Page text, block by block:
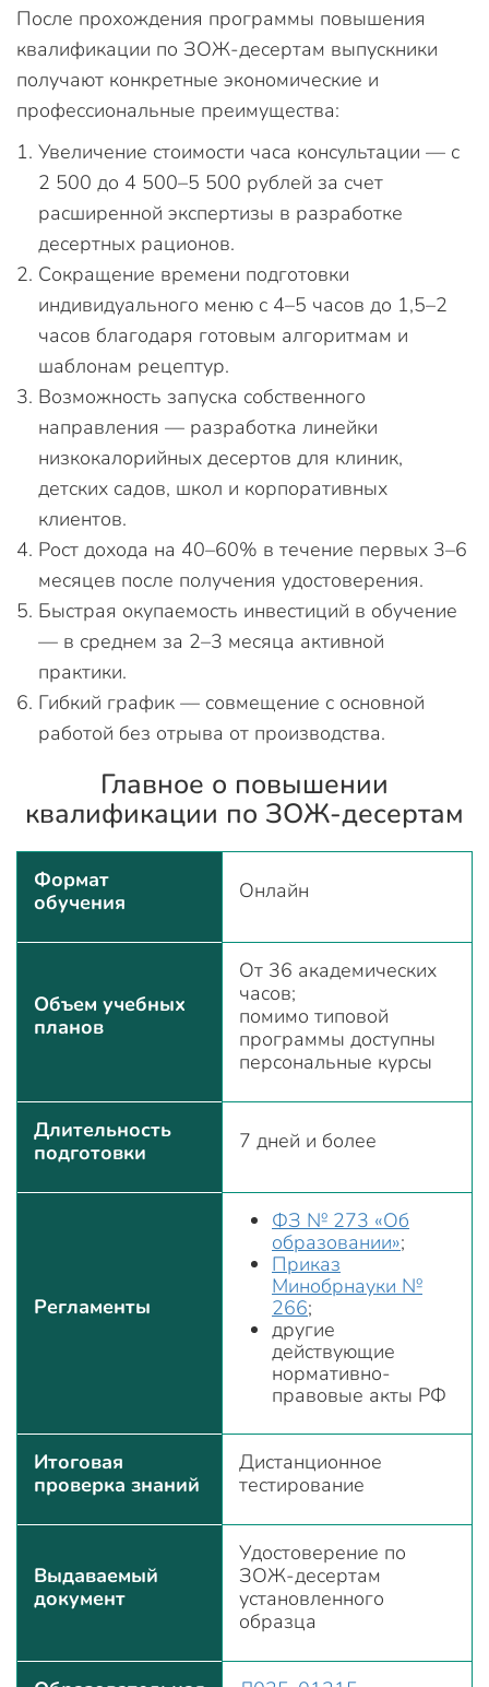
После прохождения программы повышения
квалификации по ЗОЖ-десертам выпускники
получают конкретные экономические и
профессиональные преимущества:
Увеличение стоимости часа консультации — с
2 500 до 4 500–5 500 рублей за счет
расширенной экспертизы в разработке
десертных рационов.
Сокращение времени подготовки
индивидуального меню с 4–5 часов до 1,5–2
часов благодаря готовым алгоритмам и
шаблонам рецептур.
Возможность запуска собственного
направления — разработка линейки
низкокалорийных десертов для клиник,
детских садов, школ и корпоративных
клиентов.
Рост дохода на 40–60% в течение первых 3–6
месяцев после получения удостоверения.
Быстрая окупаемость инвестиций в обучение
— в среднем за 2–3 месяца активной
практики.
Гибкий график — совмещение с основной
работой без отрыва от производства.
Главное о повышении
квалификации по ЗОЖ-десертам
Формат
обучения
Онлайн
Объем учебных
планов
От 36 академических
часов;
помимо типовой
программы доступны
персональные курсы
Длительность
подготовки
7 дней и более
Регламенты
ФЗ № 273 «Об
образовании»;
Приказ
Минобрнауки №
266;
другие
действующие
нормативно-
правовые акты РФ
Итоговая
проверка знаний
Дистанционное
тестирование
Выдаваемый
документ
Удостоверение по
ЗОЖ-десертам
установленного
образца